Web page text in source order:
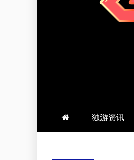
羽风
独游资讯